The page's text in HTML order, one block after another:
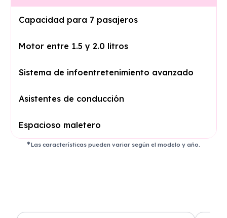
Capacidad para 7 pasajeros
Motor entre 1.5 y 2.0 litros
Sistema de infoentretenimiento avanzado
Asistentes de conducción
Espacioso maletero
Las características pueden variar según el modelo y año.